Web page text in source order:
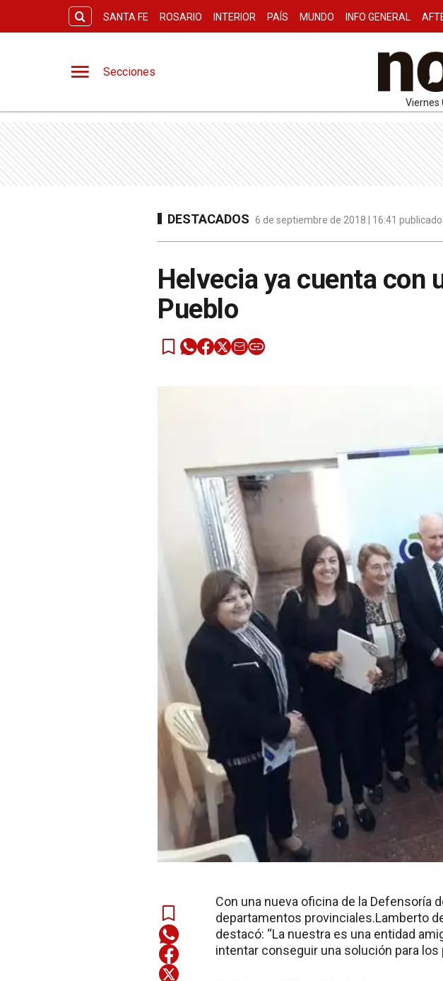
SANTA FE ROSARIO INTERIOR PAÍS MUNDO INFO GENERAL
Secciones
DESTACADOS 6 de septiembre de 2018 | 16:41
Helvecia ya cuenta con
Pueblo
Con una nueva oficina de la Defensoría
departamentos provinciales.Lamberto
destacó: “La nuestra es una entidad
intentar conseguir una solución para